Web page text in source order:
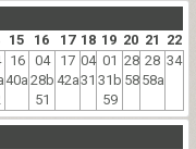
15 16 17 18 19 20 21 22
16
40a
04
28b
51
17
42a
04
31
01
31b
59
28
58
28
58a
34